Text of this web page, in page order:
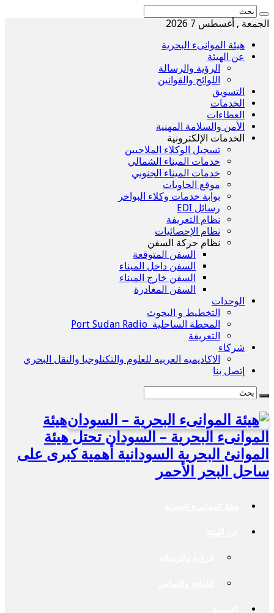
الجمعة , أغسطس 7 2026
هيئة الموانىء البحرية
عن الهيئة
الرؤية والرسالة
اللوائح والقوانين
التسويق
الخدمات
العطاءات
الأمن والسلامة المهنية
الخدمات الإلكترونية
تسجيل الوكلاء الملاحيين
خدمات الميناء الشمالي
خدمات الميناء الجنوبي
موقع الحاويات
بوابة خدمات وكلاء البواخر
رسائل EDI
نظام التعريفة
نظام الإحصائيات
نظام حركة السفن
السفن المتوقعة
السفن داخل الميناء
السفن خارج الميناء
السفن المغادرة
الوحدات
التخطيط و البحوث
المحطة الساحلية Port Sudan Radio
التعريفة
شركاء
الاكاديميه العربيه للعلوم والتكنلوجيا والنقل البحري
إتصل بنا
هيئة
الموانىء البحرية – السودان تحتل هيئة
الموانئ البحرية السودانية أهمية كبرى على
ساحل البحر الأحمر